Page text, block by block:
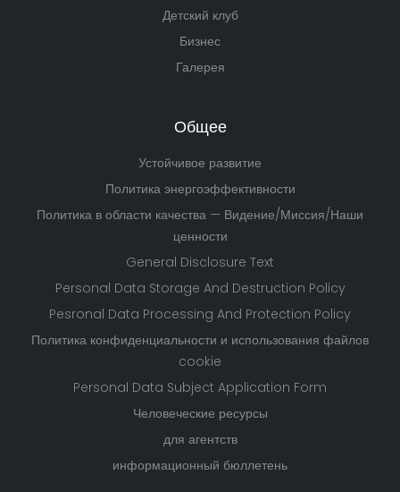
Детский клуб
Бизнес
Галерея
Общее
Устойчивое развитие
Политика энергоэффективности
Политика в области качества — Видение/Миссия/Наши
ценности
General Disclosure Text
Personal Data Storage And Destruction Policy
Pesronal Data Processing And Protection Policy
Политика конфиденциальности и использования файлов
cookie
Personal Data Subject Application Form
Человеческие ресурсы
для агентств
информационный бюллетень